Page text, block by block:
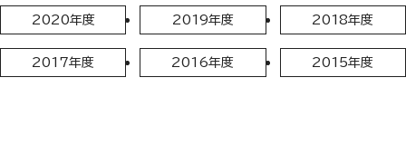
2020年度 2019年度 2018年度
2017年度 2016年度 2015年度